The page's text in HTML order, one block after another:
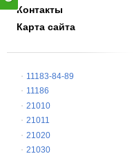
Контакты
Карта сайта
11183-84-89
11186
21010
21011
21020
21030